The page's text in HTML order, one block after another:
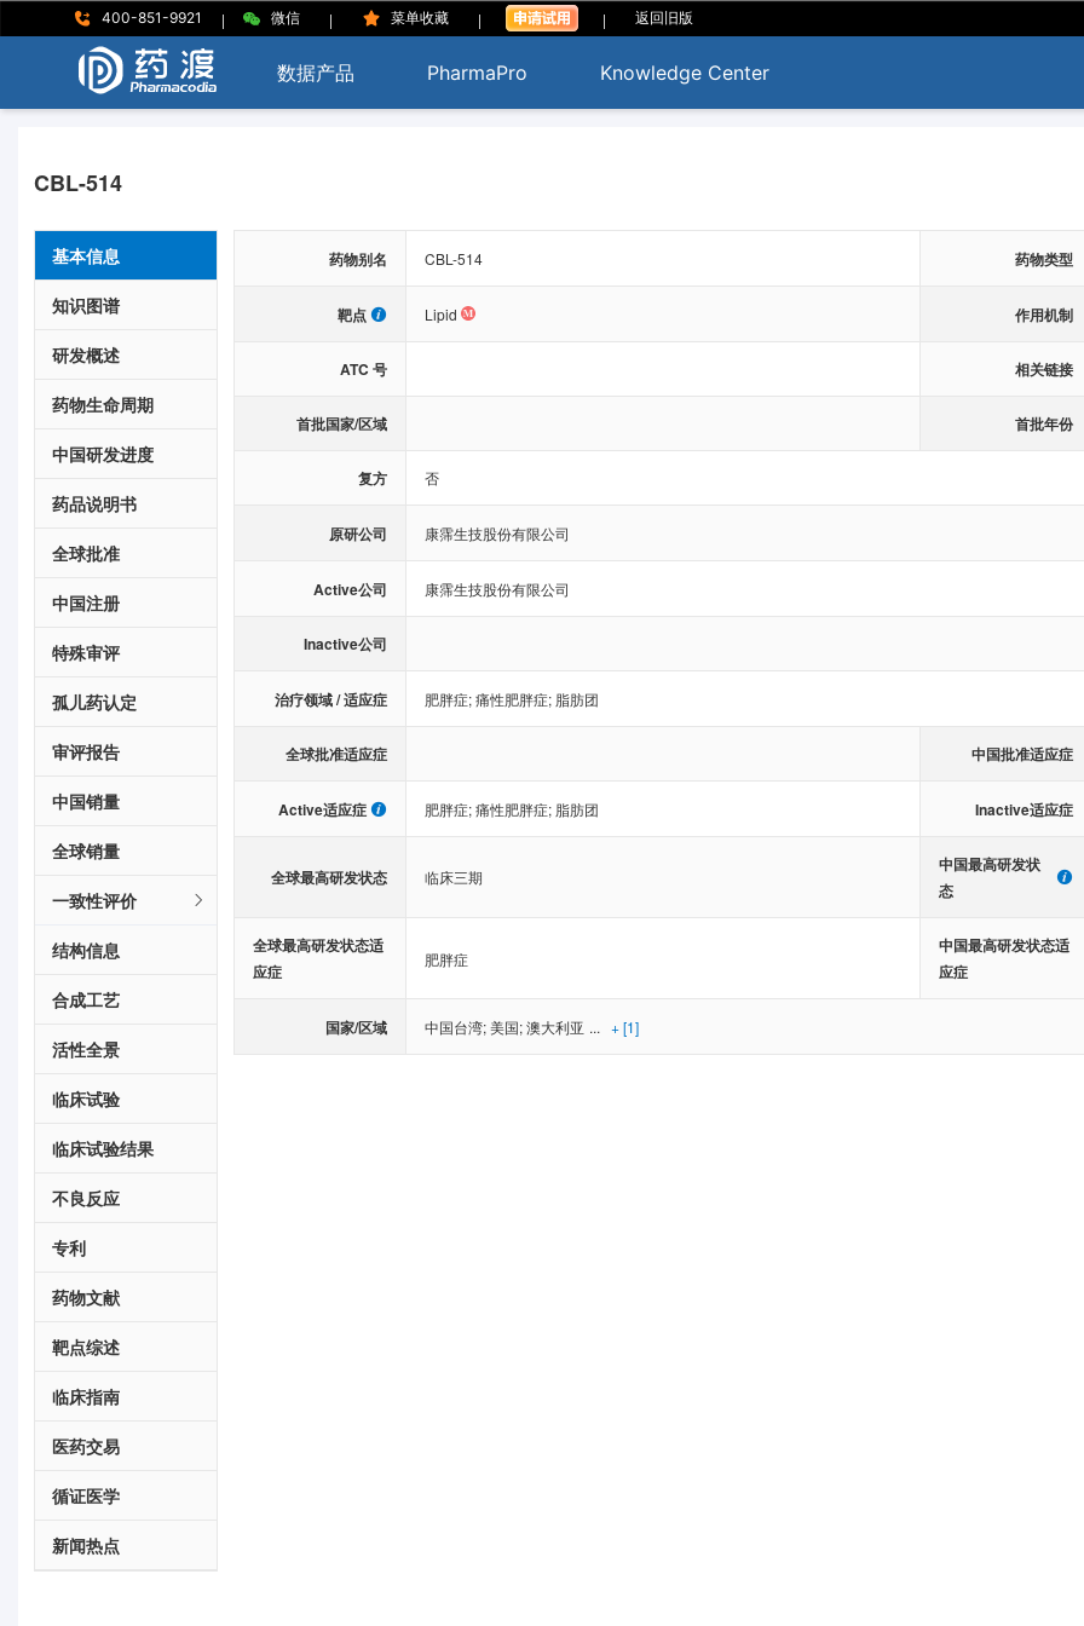
400-851-9921 | 微信 | 菜单收藏 | | 返回旧版
数据产品 PharmaPro Knowledge Center
CBL-514
基本信息
知识图谱
研发概述
药物生命周期
中国研发进度
药品说明书
全球批准
中国注册
特殊审评
孤儿药认定
审评报告
中国销量
全球销量
一致性评价
结构信息
合成工艺
活性全景
临床试验
临床试验结果
不良反应
专利
药物文献
靶点综述
临床指南
医药交易
循证医学
新闻热点
药物别名 CBL-514 药物类型
靶点 Lipid 作用机制
ATC 号 相关链接
首批国家/区域 首批年份
复方 否
原研公司 康霈生技股份有限公司
Active公司 康霈生技股份有限公司
Inactive公司
治疗领域 / 适应症 肥胖症;痛性肥胖症; 脂肪团
全球批准适应症 中国批准适应症
Active适应症 肥胖症;痛性肥胖症; 脂肪团 Inactive适应症
全球最高研发状态 临床三期
中国最高研发状
态
全球最高研发状态适
应症
肥胖症
中国最高研发状态适
应症
国家/区域 中国台湾;美国;澳大利亚 ... + [1]